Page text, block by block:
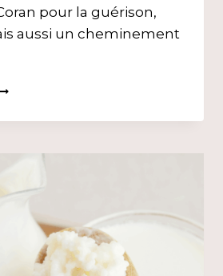
pour la guérison,
aussi un cheminement